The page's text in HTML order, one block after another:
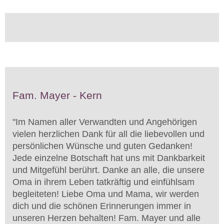
Fam. Mayer - Kern
"Im Namen aller Verwandten und Angehörigen
vielen herzlichen Dank für all die liebevollen und
persönlichen Wünsche und guten Gedanken!
Jede einzelne Botschaft hat uns mit Dankbarkeit
und Mitgefühl berührt. Danke an alle, die unsere
Oma in ihrem Leben tatkräftig und einfühlsam
begleiteten! Liebe Oma und Mama, wir werden
dich und die schönen Erinnerungen immer in
unseren Herzen behalten! Fam. Mayer und alle